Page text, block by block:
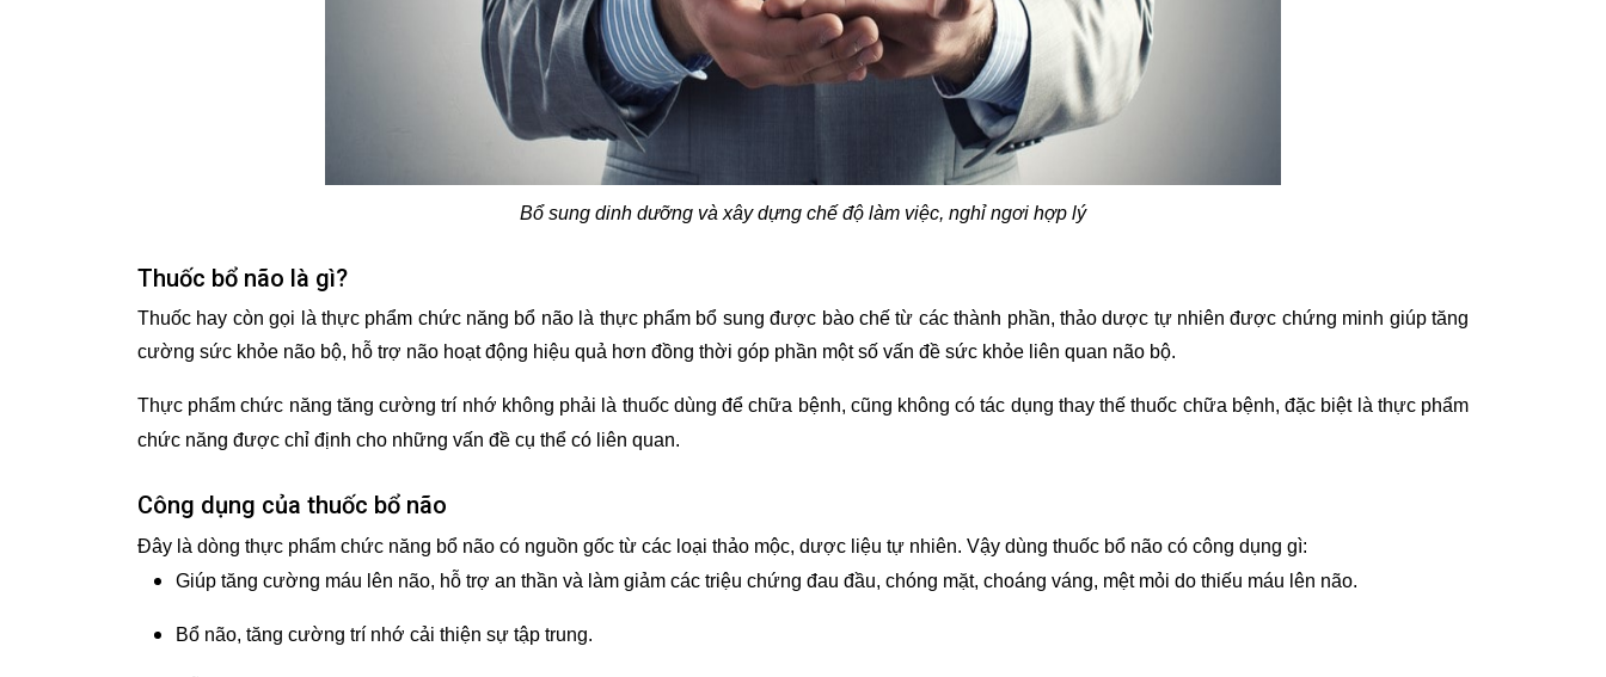
Bổ sung dinh dưỡng và xây dựng chế độ làm việc, nghỉ ngơi hợp lý
Thuốc bổ não là gì?
Thuốc hay còn gọi là thực phẩm chức năng bổ não là thực phẩm bổ sung được bào chế từ các thành phần, thảo dược tự nhiên được chứng minh giúp tăng
cường sức khỏe não bộ, hỗ trợ não hoạt động hiệu quả hơn đồng thời góp phần một số vấn đề sức khỏe liên quan não bộ.
Thực phẩm chức năng tăng cường trí nhớ không phải là thuốc dùng để chữa bệnh, cũng không có tác dụng thay thế thuốc chữa bệnh, đặc biệt là thực phẩm
chức năng được chỉ định cho những vấn đề cụ thể có liên quan.
Công dụng của thuốc bổ não
Đây là dòng thực phẩm chức năng bổ não có nguồn gốc từ các loại thảo mộc, dược liệu tự nhiên. Vậy dùng thuốc bổ não có công dụng gì:
Giúp tăng cường máu lên não, hỗ trợ an thần và làm giảm các triệu chứng đau đầu, chóng mặt, choáng váng, mệt mỏi do thiếu máu lên não.
Bổ não, tăng cường trí nhớ cải thiện sự tập trung.